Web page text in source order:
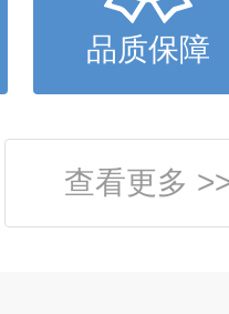
品质保障
查看更多